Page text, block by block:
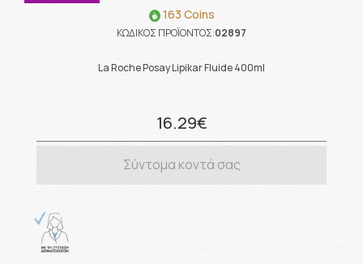
163 Coins
ΚΩΔΙΚΟΣ ΠΡΟΪΟΝΤΟΣ:02897
La Roche Posay Lipikar Fluide 400ml
16.29€
Σύντομα κοντά σας